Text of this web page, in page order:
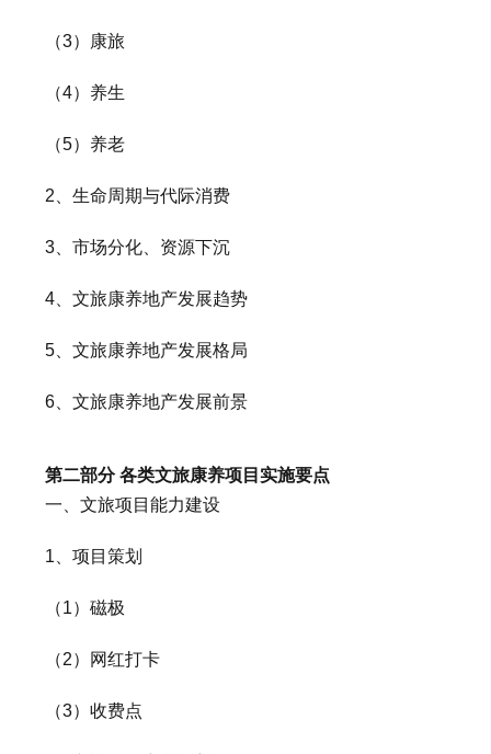
（3）康旅
（4）养生
（5）养老
2、生命周期与代际消费
3、市场分化、资源下沉
4、文旅康养地产发展趋势
5、文旅康养地产发展格局
6、文旅康养地产发展前景
第二部分 各类文旅康养项目实施要点
一、文旅项目能力建设
1、项目策划
（1）磁极
（2）网红打卡
（3）收费点